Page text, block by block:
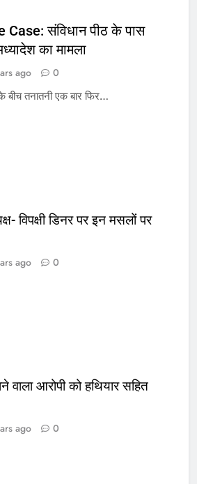
संविधान पीठ के पास
का मामला
ago 0
तनातनी एक बार फिर…
विपक्षी डिनर पर इन मसलों पर
ago 0
वाला आरोपी को हथियार सहित
ago 0